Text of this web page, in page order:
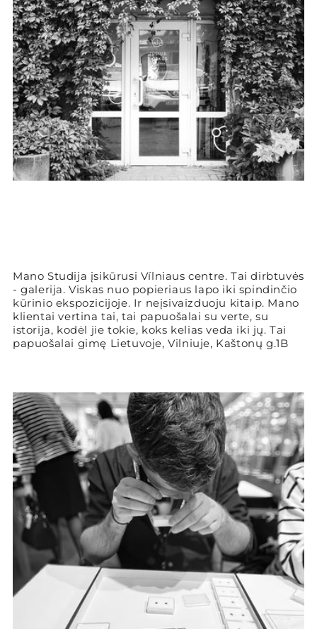
Mano Studija įsikūrusi Vílniaus centre. Tai dirbtuvės
- galerija. Viskas nuo popieriaus lapo iki spindinčio
kūrinio ekspozicijoje. Ir neįsivaizduoju kitaip. Mano
klientai vertina tai, tai papuošalai su verte, su
istorija, kodėl jie tokie, koks kelias veda iki jų. Tai
papuošalai gimę Lietuvoje, Vilniuje, Kaštonų g.1B